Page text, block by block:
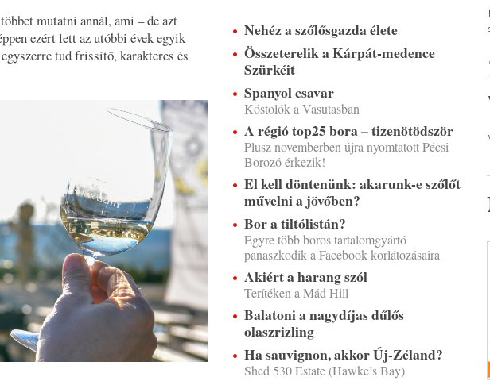
mutatni annál, ami – de azt
ezért lett az utóbbi évek egyik
tud frissítő, karakteres és
Nehéz a szőlősgazda élete
Összeterelik a Kárpát-medence
Szürkéit
Spanyol csavar
Kóstolók a Vasutasban
A régió top25 bora – tizenötödször
Plusz novemberben újra nyomtatott Pécsi
Borozó érkezik!
El kell döntenünk: akarunk-e szőlőt
művelni a jövőben?
Bor a tiltólistán?
Egyre több boros tartalomgyártó
panaszkodik a Facebook korlátozásaira
Akiért a harang szól
Terítéken a Mád Hill
Balatoni a nagydíjas dűlős
olaszrizling
Ha sauvignon, akkor Új-Zéland?
Shed 530 Estate (Hawke’s Bay)